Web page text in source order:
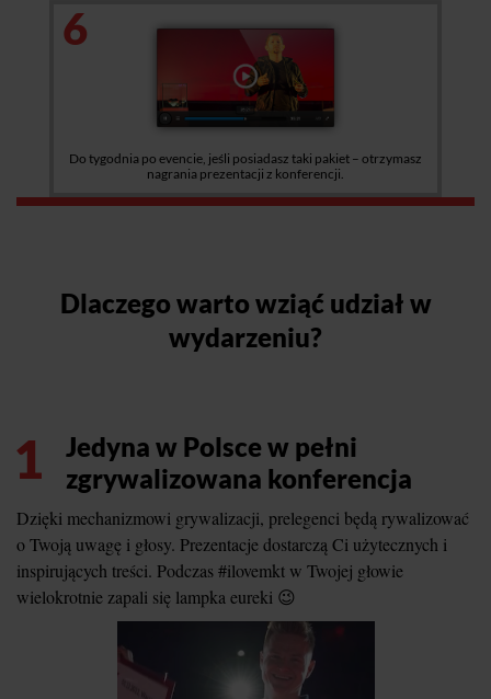
6
Do tygodnia po evencie, jeśli posiadasz taki pakiet – otrzymasz
nagrania prezentacji z konferencji.
Dlaczego warto wziąć udział w
wydarzeniu?
1
Jedyna w Polsce w pełni
zgrywalizowana konferencja
Dzięki mechanizmowi grywalizacji, prelegenci będą rywalizować
o Twoją uwagę i głosy. Prezentacje dostarczą Ci użytecznych i
inspirujących treści. Podczas #ilovemkt w Twojej głowie
wielokrotnie zapali się lampka eureki 😉